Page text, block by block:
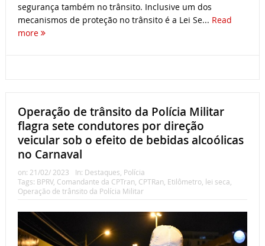
segurança também no trânsito. Inclusive um dos
mecanismos de proteção no trânsito é a Lei Se... Read
more
Operação de trânsito da Polícia Militar
flagra sete condutores por direção
veicular sob o efeito de bebidas alcoólicas
no Carnaval
on: 21/02/ 2023 In: Destaques Polícia
Tags: BPRV, Comandante da CPTran CPTRan Etilômetro, lei seca
Operação de trânsito da Polícia Militar